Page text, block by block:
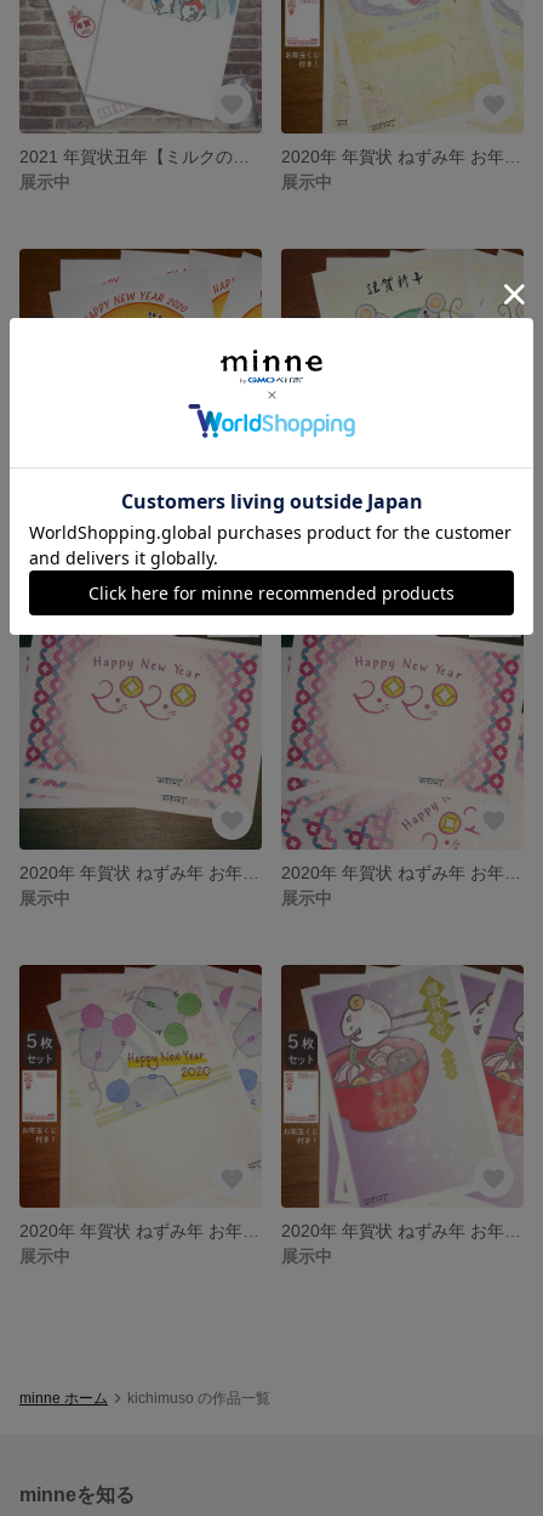
展示中
展示中
2020年 年賀状 ねずみ年 お年玉くじ付き ５枚セット 「ボクがNo. 1！」 子年
展示中
展示中
展示中
展示中
展示中
展示中
minne ホーム kichimuso の作品一覧
minneを知る